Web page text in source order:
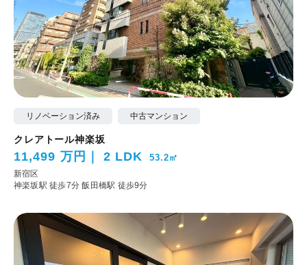
リノベーション済み 中古マンション
クレアトール神楽坂
11,499 万円 2 LDK 53.2㎡
新宿区
神楽坂駅 徒歩7分飯田橋駅 徒歩9分